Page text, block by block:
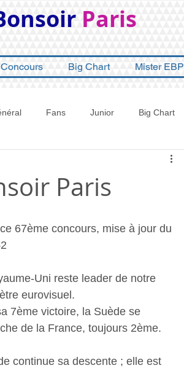
Paris
Concours Big Chart Mister EBP
Fans Junior Big Chart
Concours 2026
Paris
67ème concours, mise à jour du
Uni reste leader de notre
eurovisuel.
7ème victoire, la Suède se
de la France, toujours 2ème.
continue sa descente ; elle est